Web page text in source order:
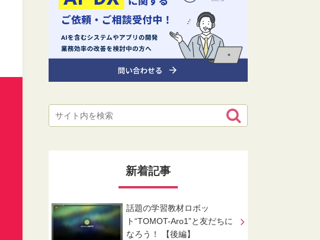
新着記事
話題の学習教材ロボッ
ト“TOMOT-Aro1”と友だちに
なろう！ 【後編】